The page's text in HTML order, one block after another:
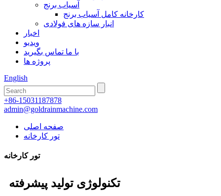
آسیاب برنج
کارخانه کامل آسیاب برنج
انبار سازه های فولادی
اخبار
ویدیو
با ما تماس بگیرید
پروژه ها
English
+86-15031187878
admin@goldrainmachine.com
صفحه اصلی
تور کارخانه
تور کارخانه
تکنولوژی تولید پیشرفته